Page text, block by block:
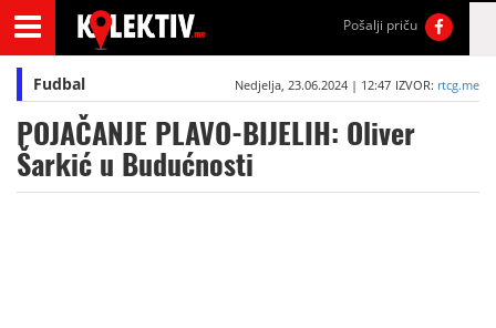
Pošalji priču
Fudbal Nedjelja, 23.06.2024 | 12:47 IZVOR: rtcg.me
POJAČANJE PLAVO-BIJELIH: Oliver
Šarkić u Budućnosti